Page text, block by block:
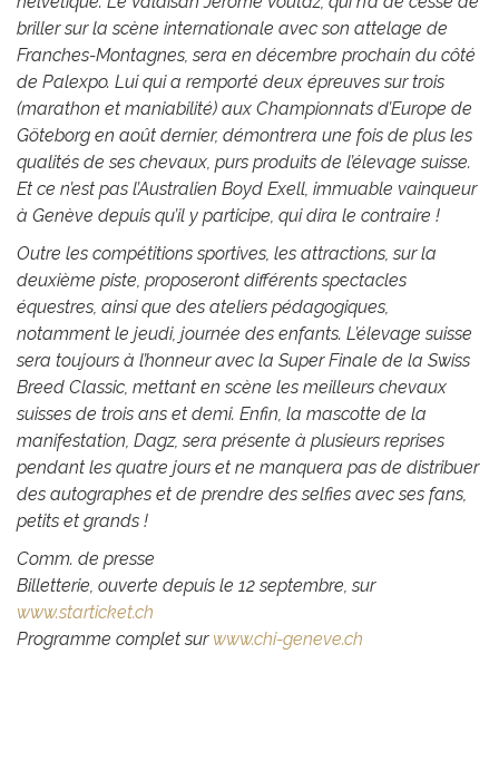
briller sur la scène internationale avec son attelage de
Franches-Montagnes, sera en décembre prochain du côté
de Palexpo. Lui qui a remporté deux épreuves sur trois
(marathon et maniabilité) aux Championnats d’Europe de
Göteborg en août dernier, démontrera une fois de plus les
qualités de ses chevaux, purs produits de l’élevage suisse.
Et ce n’est pas l’Australien Boyd Exell, immuable vainqueur
à Genève depuis qu’il y participe, qui dira le contraire !
Outre les compétitions sportives, les attractions, sur la
deuxième piste, proposeront différents spectacles
équestres, ainsi que des ateliers pédagogiques,
notamment le jeudi, journée des enfants. L’élevage suisse
sera toujours à l’honneur avec la Super Finale de la Swiss
Breed Classic, mettant en scène les meilleurs chevaux
suisses de trois ans et demi. Enfin, la mascotte de la
manifestation, Dagz, sera présente à plusieurs reprises
pendant les quatre jours et ne manquera pas de distribuer
des autographes et de prendre des selfies avec ses fans,
petits et grands !
Comm. de presse
Billetterie, ouverte depuis le 12 septembre, sur
www.starticket.ch
Programme complet sur www.chi-geneve.ch